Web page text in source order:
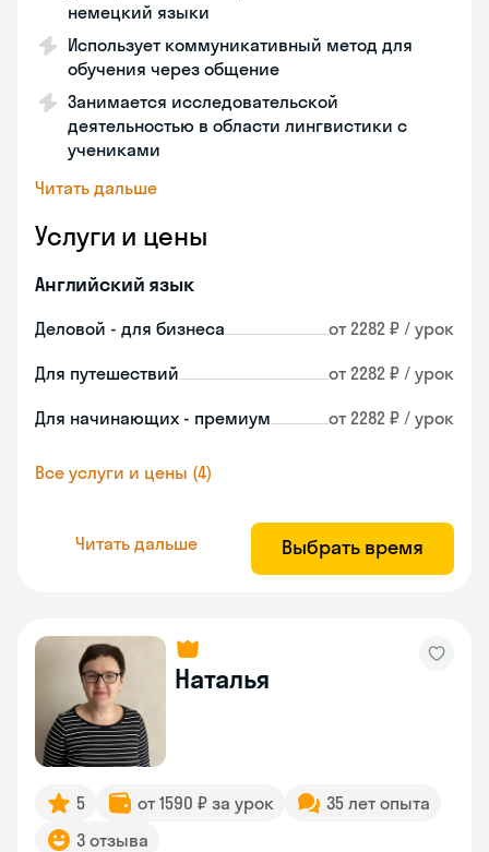
немецкий языки
Использует коммуникативный метод для
обучения через общение
Занимается исследовательской
деятельностью в области лингвистики с
учениками
Читать дальше
Услуги и цены
Английский язык
Деловой - для бизнеса от 2282 ₽ / урок
Для путешествий от 2282 ₽ / урок
Для начинающих - премиум от 2282 ₽ / урок
Все услуги и цены (4)
Читать дальше Выбрать время
Наталья
5 от 1590 ₽ за урок
35 лет опыта
3 отзыва